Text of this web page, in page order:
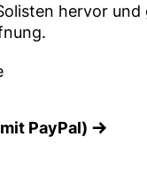
hervor und
PayPal)